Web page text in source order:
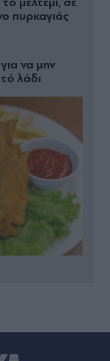
πυρκαγιάς
να μην
λάδι